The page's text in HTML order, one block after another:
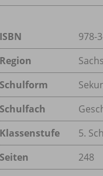
ISBN
978-
Region
Schulform
Schulfach
Klassenstufe
5.
Seiten
248